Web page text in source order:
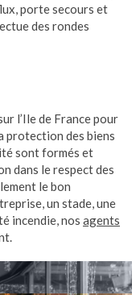
porte secours et
des rondes
l’Ile de France pour
protection des biens
sont formés et
dans le respect des
le bon
un stade, une
incendie, nos agents